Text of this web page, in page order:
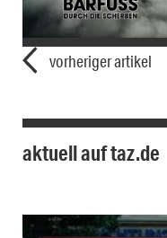
vorheriger artikel
aktuell auf taz.de